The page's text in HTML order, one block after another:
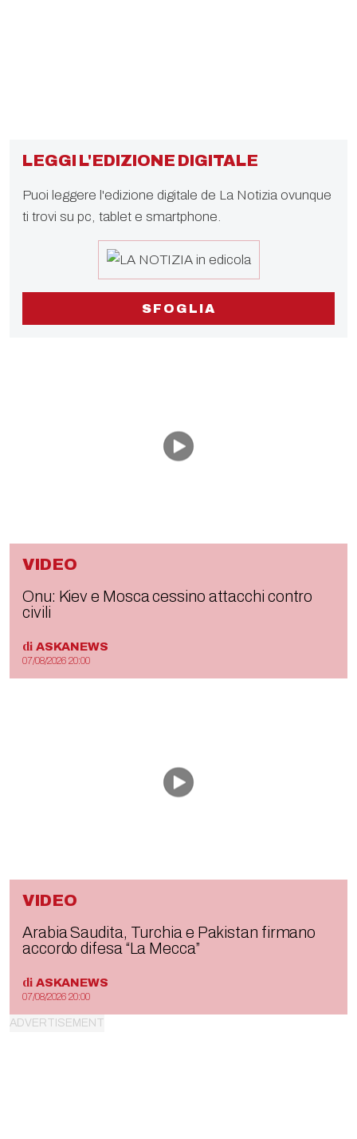
LEGGI L'EDIZIONE DIGITALE
Puoi leggere l'edizione digitale de La Notizia ovunque
ti trovi su pc, tablet e smartphone.
SFOGLIA
VIDEO
Onu: Kiev e Mosca cessino attacchi contro
civili
di ASKANEWS
07/08/2026 20:00
VIDEO
Arabia Saudita, Turchia e Pakistan firmano
accordo difesa “La Mecca”
di ASKANEWS
07/08/2026 20:00